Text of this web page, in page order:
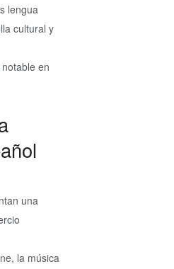
lengua
cultural y
en
una
la música